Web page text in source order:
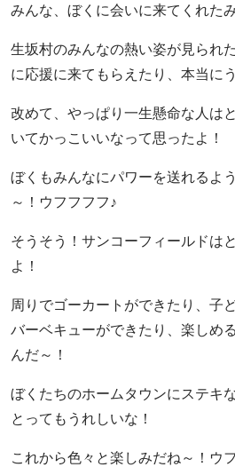
みんな、ぼくに会いに来てくれた
生坂村のみんなの熱い姿が見られ
に応援に来てもらえたり、本当に
改めて、やっぱり一生懸命な人は
いてかっこいいなって思ったよ！
ぼくもみんなにパワーを送れるよ
～！ウフフフフ♪
そうそう！サンコーフィールドは
よ！
周りでゴーカートができたり、子
バーベキューができたり、楽しめ
んだ～！
ぼくたちのホームタウンにステキ
とってもうれしいな！
これから色々と楽しみだね～！ウ